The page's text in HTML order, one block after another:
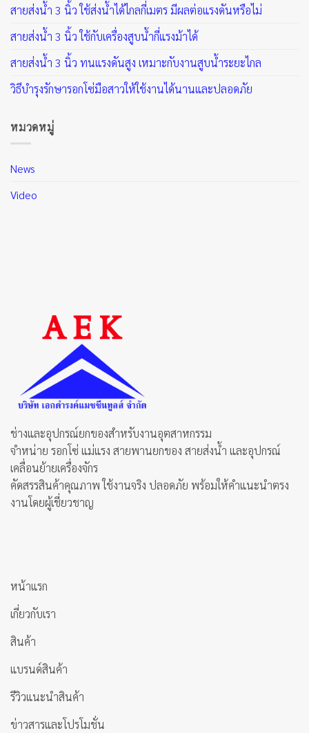
สายส่งน้ำ 3 นิ้ว ใช้ส่งน้ำได้ไกลกี่เมตร มีผลต่อแรงดันหรือไม่
สายส่งน้ำ 3 นิ้ว ใช้กับเครื่องสูบน้ำกี่แรงม้าได้
สายส่งน้ำ 3 นิ้ว ทนแรงดันสูง เหมาะกับงานสูบน้ำระยะไกล
วิธีบำรุงรักษารอกโซ่มือสาวให้ใช้งานได้นานและปลอดภัย
หมวดหมู่
News
Video
ช่างและอุปกรณ์ยกของสำหรับงานอุตสาหกรรม
จำหน่าย รอกโซ่ แม่แรง สายพานยกของ สายส่งน้ำ และอุปกรณ์
เคลื่อนย้ายเครื่องจักร
คัดสรรสินค้าคุณภาพ ใช้งานจริง ปลอดภัย พร้อมให้คำแนะนำตรง
งานโดยผู้เชี่ยวชาญ
หน้าแรก
เกี่ยวกับเรา
สินค้า
แบรนด์สินค้า
รีวิวแนะนำสินค้า
ข่าวสารและโปรโมชั่น